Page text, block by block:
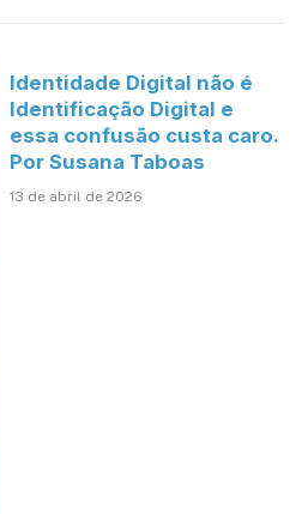
Identidade Digital não é
Identificação Digital e
essa confusão custa caro.
Por Susana Taboas
13 de abril de 2026